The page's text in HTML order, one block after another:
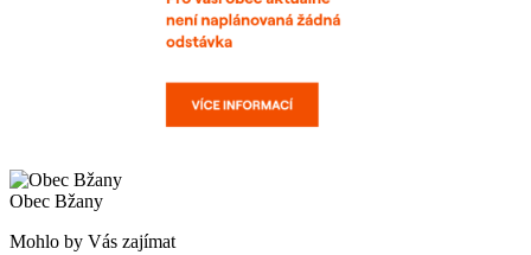
Obec Bžany
Mohlo by Vás zajímat